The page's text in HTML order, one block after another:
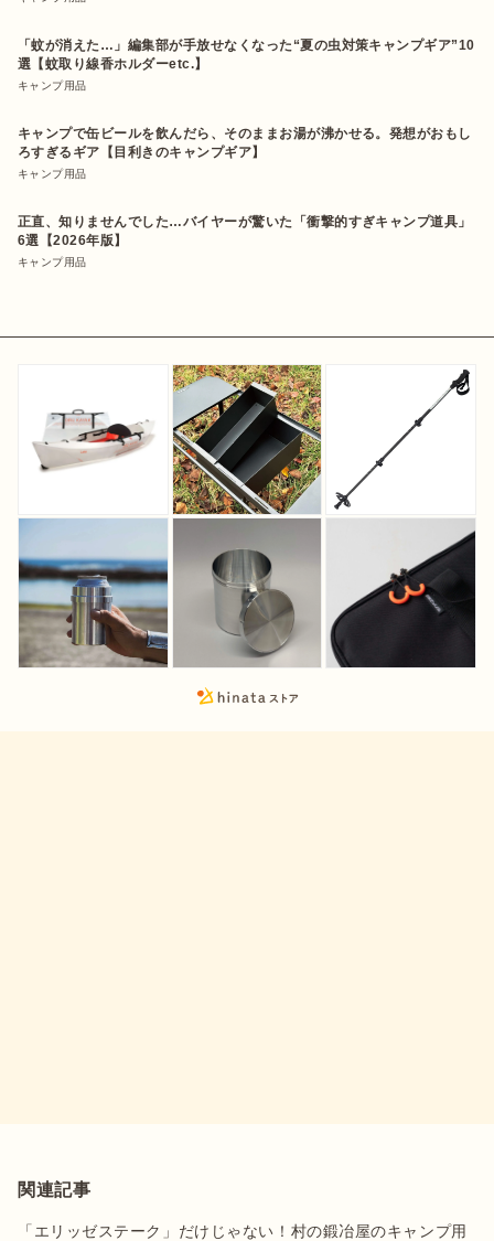
「蚊が消えた…」編集部が手放せなくなった“夏の虫対策キャンプギア”10
選【蚊取り線香ホルダーetc.】
キャンプ用品
キャンプで缶ビールを飲んだら、そのままお湯が沸かせる。発想がおもし
ろすぎるギア【目利きのキャンプギア】
キャンプ用品
正直、知りませんでした…バイヤーが驚いた「衝撃的すぎキャンプ道具」
6選【2026年版】
キャンプ用品
関連記事
「エリッゼステーク」だけじゃない！村の鍛冶屋のキャンプ用